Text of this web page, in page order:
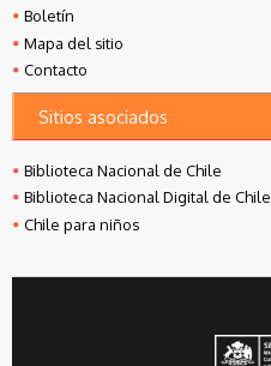
Boletín
Mapa del sitio
Contacto
Sitios asociados
Biblioteca Nacional de Chile
Biblioteca Nacional Digital de Chile
Chile para niños